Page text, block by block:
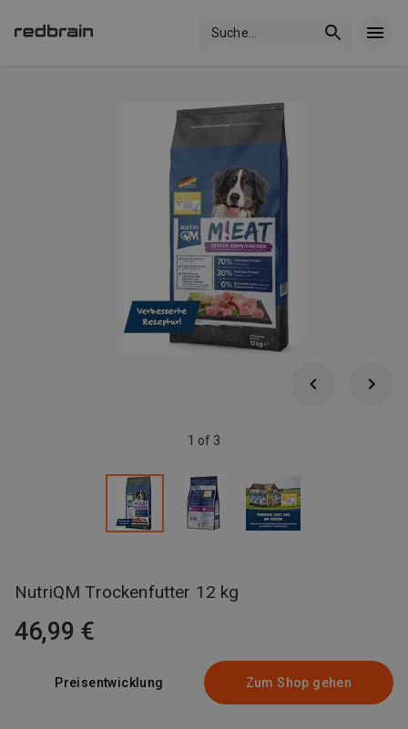
Suche
1 of 3
NutriQM Trockenfutter 12 kg
46,99 €
Preisentwicklung Zum Shop gehen